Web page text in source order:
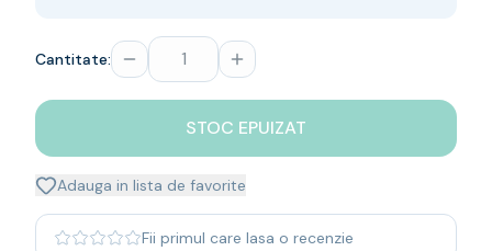
Bourbon
Blanded Japanese
Coniac & Brandy
Cantitate:
STOC EPUIZAT
Adauga in lista de favorite
Fii primul care lasa o recenzie